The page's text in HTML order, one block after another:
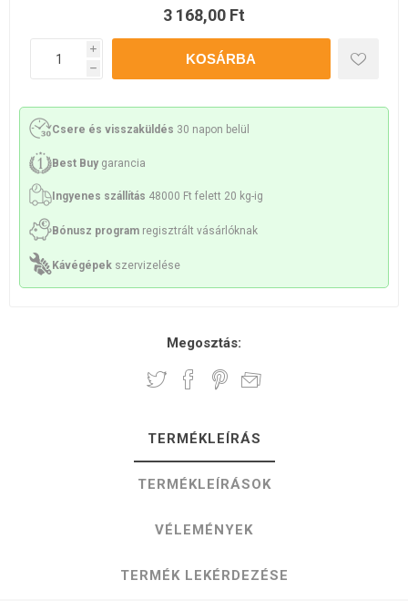
3 168,00 Ft
i
h
Csere és visszaküldés 30 napon belül
Best Buy garancia
Ingyenes szállítás 48000 Ft felett 20 kg-ig
Bónusz program regisztrált vásárlóknak
Kávégépek szervizelése
Megosztás:
TERMÉKLEÍRÁS
TERMÉKLEÍRÁSOK
VÉLEMÉNYEK
TERMÉK LEKÉRDEZÉSE